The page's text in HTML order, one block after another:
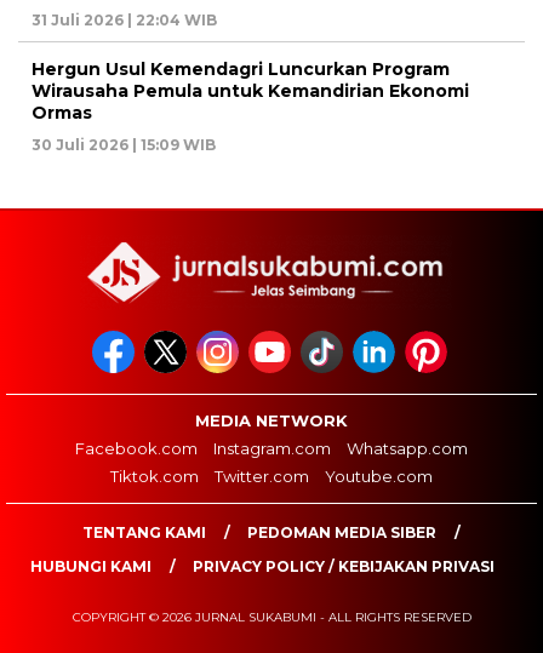
31 Juli 2026 | 22:04 WIB
Hergun Usul Kemendagri Luncurkan Program
Wirausaha Pemula untuk Kemandirian Ekonomi
Ormas
30 Juli 2026 | 15:09 WIB
MEDIA NETWORK
Facebook.com
Instagram.com
Whatsapp.com
Tiktok.com
Twitter.com Youtube.com
TENTANG KAMI
PEDOMAN MEDIA SIBER
HUBUNGI KAMI
PRIVACY POLICY / KEBIJAKAN PRIVASI
COPYRIGHT © 2026 JURNAL SUKABUMI - ALL RIGHTS RESERVED